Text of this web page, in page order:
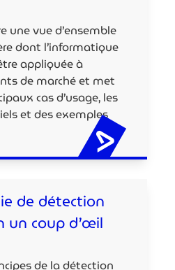
une vue d’ensemble
dont l’informatique
appliquée à
de marché et met
cas d’usage, les
et des exemples
de détection
un coup d’œil
de la détection